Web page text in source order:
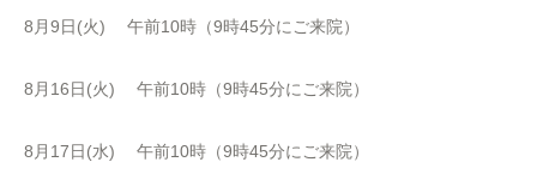
8月9日(火) 午前10時（9時45分にご来院）
8月16日(火) 午前10時（9時45分にご来院）
8月17日(水) 午前10時（9時45分にご来院）